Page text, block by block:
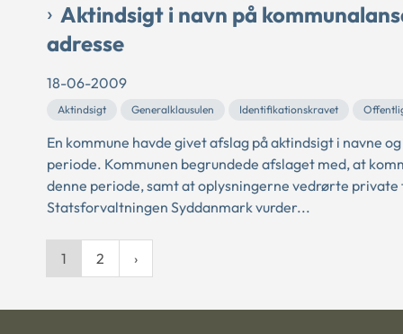
Aktindsigt i navn på
adresse
18-06-2009
Aktindsigt Generalklausulen Identifikationskravet
En kommune havde givet afslag på aktindsigt i navne
periode. Kommunen begrundede afslaget med, at
denne periode, samt at oplysningerne vedrørte
Statsforvaltningen Syddanmark vurder...
1 2